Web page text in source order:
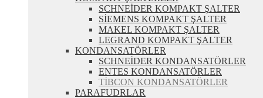
SCHNEİDER KOMPAKT ŞALTER
SİEMENS KOMPAKT ŞALTER
MAKEL KOMPAKT ŞALTER
LEGRAND KOMPAKT ŞALTER
KONDANSATÖRLER
SCHNEİDER KONDANSATÖRLER
ENTES KONDANSATÖRLER
TİBCON KONDANSATÖRLER
PARAFUDRLAR